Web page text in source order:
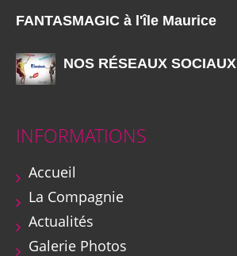
FANTASMAGIC à l'île Maurice
NOS RÉSEAUX SOCIAUX
INFORMATIONS
Accueil
La Compagnie
Actualités
Galerie Photos